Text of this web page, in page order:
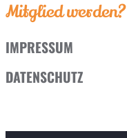
Mitglied werden?
IMPRESSUM
DATENSCHUTZ